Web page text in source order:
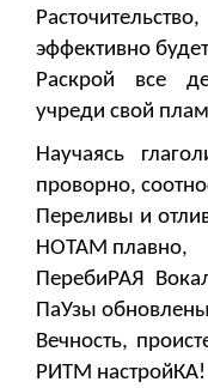
эффективно
Раскрой все
учреди свой
Научаясь
проворно,
Переливы и
НОТАМ плавно,
ПеребиРАЯ
ПаУзы
Вечность,
РИТМ настройКА!